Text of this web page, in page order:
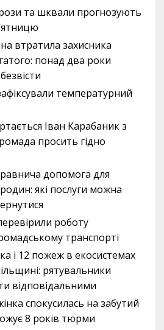
та шквали прогнозують
втратила захисника
понад два роки
температурний
Іван Карабаник з
просить гідно
допомога для
родин: які послуги можна
роботу
транспорті
і 12 пожеж в екосистемах
рятувальники
відповідальними
спокусилась на забутий
8 років тюрми